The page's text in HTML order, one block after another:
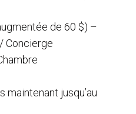
de 60 $) –
Concierge
maintenant jusqu’au